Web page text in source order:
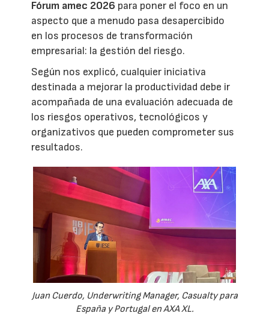
Fórum amec 2026 para poner el foco en un
aspecto que a menudo pasa desapercibido
en los procesos de transformación
empresarial: la gestión del riesgo.
Según nos explicó, cualquier iniciativa
destinada a mejorar la productividad debe ir
acompañada de una evaluación adecuada de
los riesgos operativos, tecnológicos y
organizativos que pueden comprometer sus
resultados.
Juan Cuerdo, Underwriting Manager, Casualty para
España y Portugal en AXA XL.